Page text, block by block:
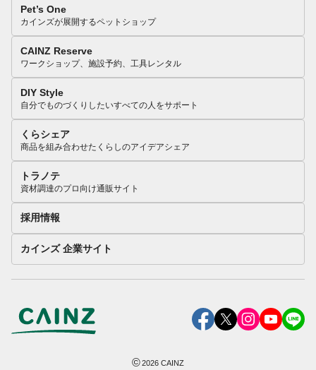
Pet’s One
カインズが展開するペットショップ
CAINZ Reserve
ワークショップ、施設予約、工具レンタル
DIY Style
自分でものづくりしたいすべての人をサポート
くらシェア
商品を組み合わせたくらしのアイデアシェア
トラノテ
資材調達のプロ向け通販サイト
採用情報
カインズ 企業サイト
©2026 CAINZ